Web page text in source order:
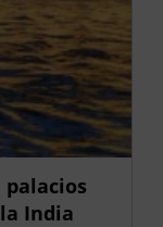
India